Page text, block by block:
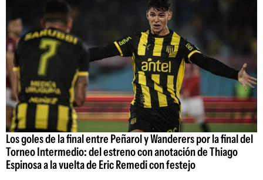
Los goles de la final entre Peñarol y Wanderers por la final del
Torneo Intermedio: del estreno con anotación de Thiago
Espinosa a la vuelta de Eric Remedi con festejo